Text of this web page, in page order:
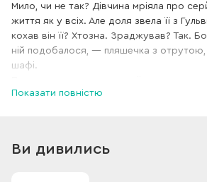
Мило, чи не так? Дівчина мріяла про
життя як у всіх. Але доля звела її з
кохав він її? Хтозна. Зраджував? Так.
ній подобалося, — пляшечка з отрутою,
шафі.
автівки, розкішне життя. За яке
завжди була хорошою аптекаркою,
Показати повністю
Ви дивились